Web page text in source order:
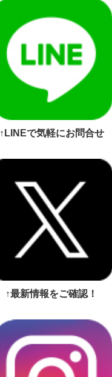
↑LINEで気軽にお問合せ
↑最新情報をご確認！